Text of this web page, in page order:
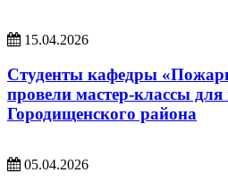
15.04.2026
Студенты кафедры
провели мастер-классы
Городищенского района
05.04.2026